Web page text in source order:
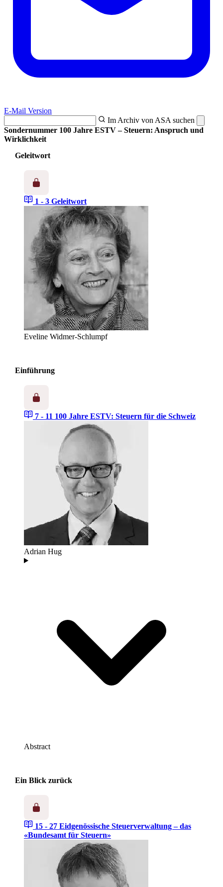
E-Mail Version
Im Archiv von ASA suchen
Sondernummer 100 Jahre ESTV – Steuern: Anspruch und
Wirklichkeit
Geleitwort
1 - 3 Geleitwort
Eveline Widmer-Schlumpf
Einführung
7 - 11 100 Jahre ESTV: Steuern für die Schweiz
Adrian Hug
Abstract
Ein Blick zurück
15 - 27 Eidgenössische Steuerverwaltung – das
«Bundesamt für Steuern»